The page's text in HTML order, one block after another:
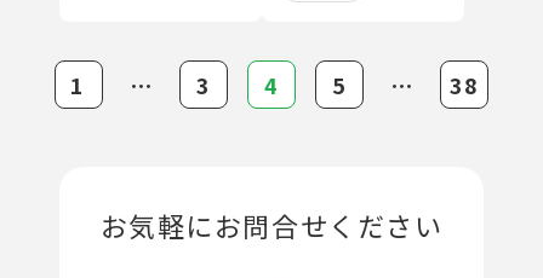
1 ⋯ 3 4 5 ⋯ 38
お気軽にお問合せください